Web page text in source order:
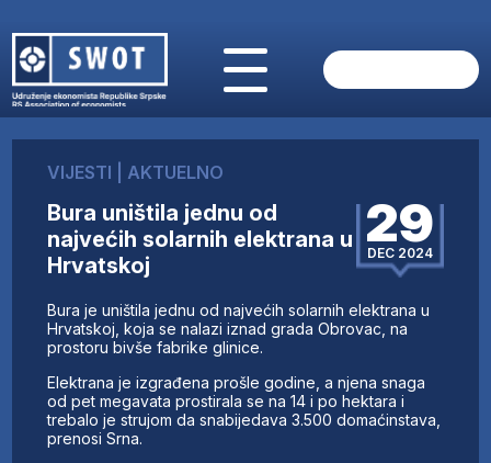
O NAMA
AKTUELNO
ANALIZE
KOMPANIJE
FINANSIJE
IZ STRANIH MEDIJA
AKTIVNOSTI
SWOT INTERVJU
UČLANI SE
KONTAKT
VIJESTI AKTUELNO
Bura uništila jednu od
najvećih solarnih elektrana u
Hrvatskoj
29
DEC 2024
Bura je uništila jednu od najvećih solarnih elektrana u
Hrvatskoj, koja se nalazi iznad grada Obrovac, na
prostoru bivše fabrike glinice.
Elektrana je izgrađena prošle godine, a njena snaga
od pet megavata prostirala se na 14 i po hektara i
trebalo je strujom da snabijedava 3.500 domaćinstava,
prenosi Srna.